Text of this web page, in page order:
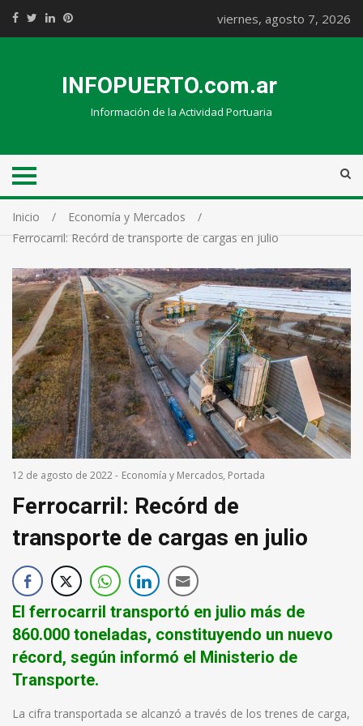
viernes, agosto 7, 2026
INFOPUERTO.com.ar
Información de la Actividad Portuaria
Inicio
Economía y Mercados
Ferrocarril: Recórd de transporte de cargas en julio
12 de agosto de 2022- Economía y Mercados, Portada
Ferrocarril: Recórd de
transporte de cargas en julio
El ferrocarril transportó en julio más de
860.000 toneladas, constituyendo un nuevo
récord, según informó el Ministerio de
Transporte.
La cifra transportada se alcanzó a través de los trenes de carga,